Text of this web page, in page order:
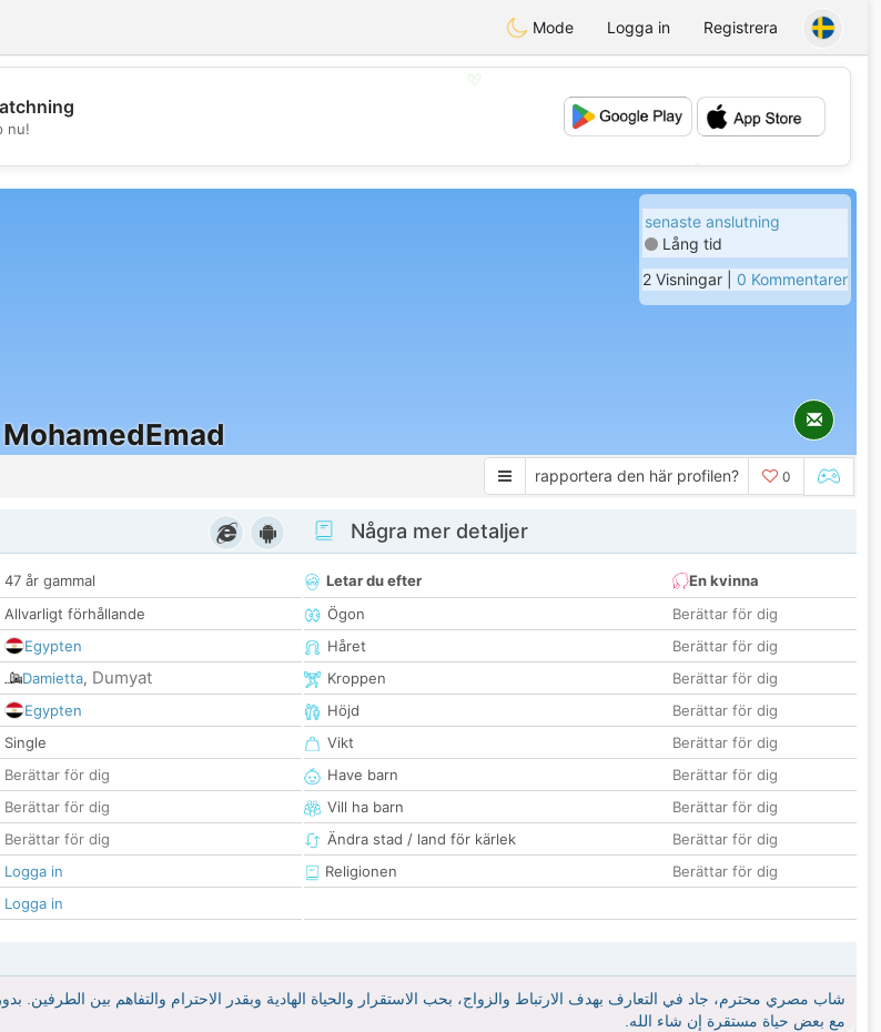
Mode Logga in Registrera
💕
nu!
MohamedEmad
senaste anslutning
Lång tid
2 Visningar | 0 Kommentarer
rapportera den här profilen? 0
47 år gammal
Allvarligt förhållande
Egypten
Damietta, Dumyat
Egypten
Single
Berättar för dig
Berättar för dig
Berättar för dig
Logga in
Logga in
Några mer detaljer
Letar du efter
En kvinna
Ögon
Berättar för dig
Håret
Berättar för dig
Kroppen
Berättar för dig
Höjd
Berättar för dig
Vikt
Berättar för dig
Have barn
Berättar för dig
Vill ha barn
Berättar för dig
Ändra stad / land för kärlek
Berättar för dig
Religionen
Berättar för dig
شاب مصري محترم، جاد في التعارف بهدف الارتباط والزواج، بحب الاستقرار والحياة الهادية وبقدر الاحترام والتفاهم بين الطرفين.
مع بعض حياة مستقرة إن شاء الله.